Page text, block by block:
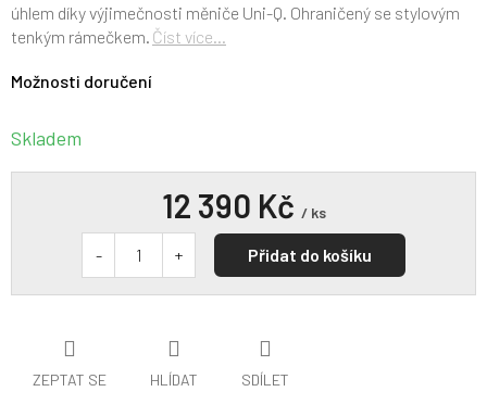
Skladem
Možnosti doručení
úhlem díky výjimečnosti měniče Uni-Q. Ohraničený se stylovým
tenkým rámečkem. Číst více...
ZEPTAT SE HLÍDAT SDÍLET
12 390 Kč / ks
Přidat do košíku